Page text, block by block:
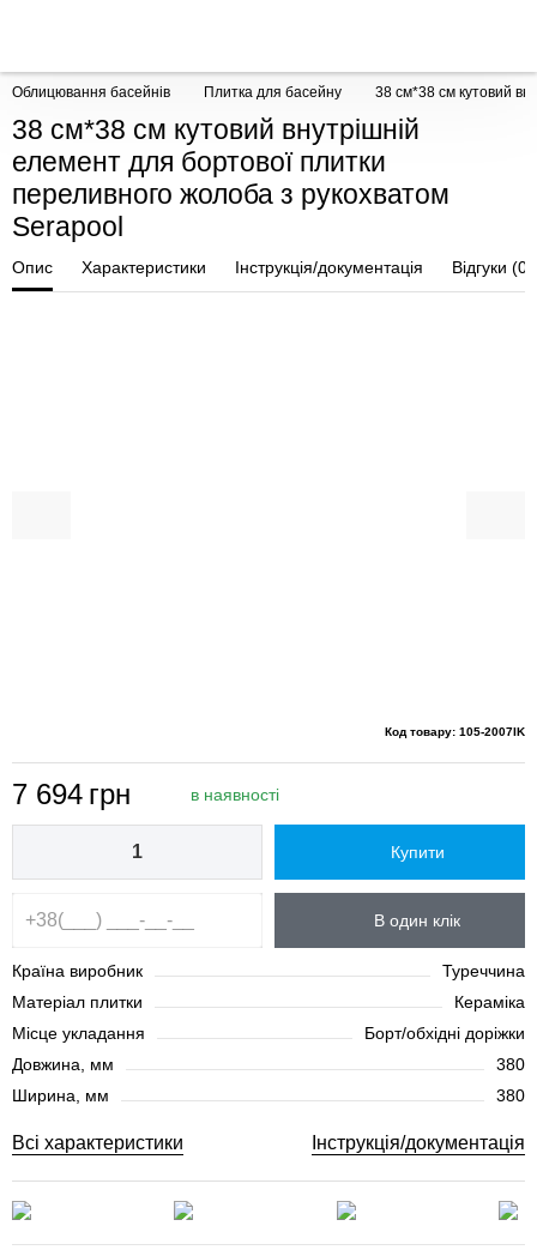
Облицювання басейнів Плитка для басейну 38 см*38 см кутовий
38 см*38 см кутовий внутрішній
елемент для бортової плитки
переливного жолоба з рукохватом
Serapool
Опис Характеристики Інструкція/документація Відгуки (0)
Код товару: 105-2007IK
7 694 грн в наявності
Купити
В один клік
Країна виробник
Туреччина
Матеріал плитки
Кераміка
Місце укладання
Борт/обхідні доріжки
Довжина, мм
380
Ширина, мм
380
Всі характеристики Інструкція/документація